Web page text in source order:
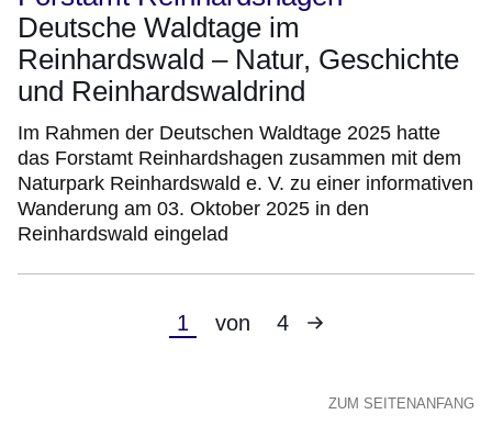
Deutsche Waldtage im
Reinhardswald – Natur, Geschichte
und Reinhardswaldrind
Im Rahmen der Deutschen Waldtage 2025 hatte
das Forstamt Reinhardshagen zusammen mit dem
Naturpark Reinhardswald e. V. zu einer informativen
Wanderung am 03. Oktober 2025 in den
Reinhardswald eingelad
Aktuelle
1 von 4
Nächste
ZUM SEITENANFANG